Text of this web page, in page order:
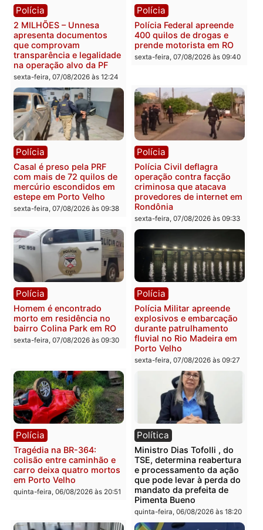
Você também vai querer ler...
Política
Marcos Rogério apresenta
Plano de Governo com
228 projetos, metas
públicas e
acompanhamento de
resultados
Política
Eleições 2026: Pastor
Evanildo pode ser o
primeiro pastor de
Rondônia na Câmara
Federal
sexta-feira, 07/08/2026 às
Polícia
2 MILHÕES – Unnesa
apresenta documentos
que comprovam
sexta-feira, 07/08/2026 às 12:24
Polícia
Polícia Federal apreende
400 quilos de drogas e
prende motorista em RO
sexta-feira, 07/08/2026 às
Polícia
Casal é preso pela PRF
com mais de 72 quilos de
mercúrio escondidos em
sexta-feira, 07/08/2026 às 09:38
Polícia
Polícia Civil deflagra
operação contra facção
criminosa que atacava
provedores de internet
Rondônia